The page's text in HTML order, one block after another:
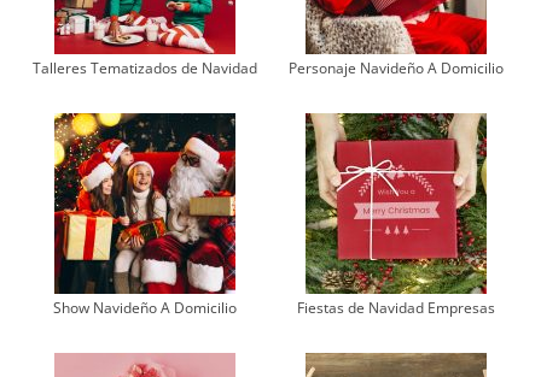
Talleres Tematizados de Navidad Personaje Navideño A Domicilio
Show Navideño A Domicilio Fiestas de Navidad Empresas